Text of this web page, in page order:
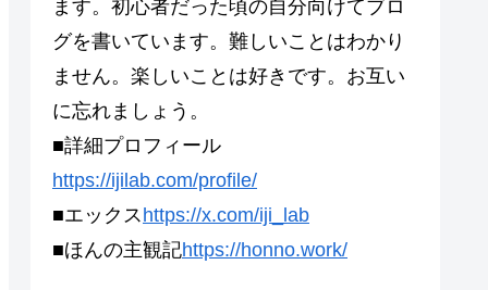
ます。初心者だった頃の自分向けてブロ
グを書いています。難しいことはわかり
ません。楽しいことは好きです。お互い
に忘れましょう。
■詳細プロフィール
https://ijilab.com/profile/
■エックス https://x.com/iji_lab
■ほんの主観記https://honno.work/